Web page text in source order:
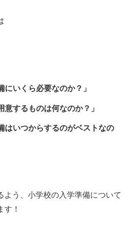
にいくら必要なのか？」
意するものは何なのか？」
はいつからするのがベストなの
よう、小学校の入学準備について
！